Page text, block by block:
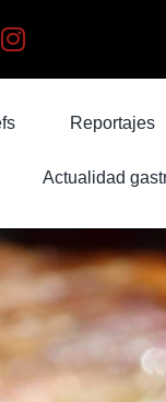
Reportajes
Actualidad